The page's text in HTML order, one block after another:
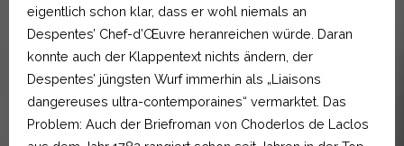
eigentlich schon klar, dass er wohl niemals an
Despentes’ Chef-d’Œuvre heranreichen würde. Daran
konnte auch der Klappentext nichts ändern, der
Despentes’ jüngsten Wurf immerhin als „Liaisons
dangereuses ultra-contemporaines“ vermarktet. Das
Problem: Auch der Briefroman von Choderlos de Laclos